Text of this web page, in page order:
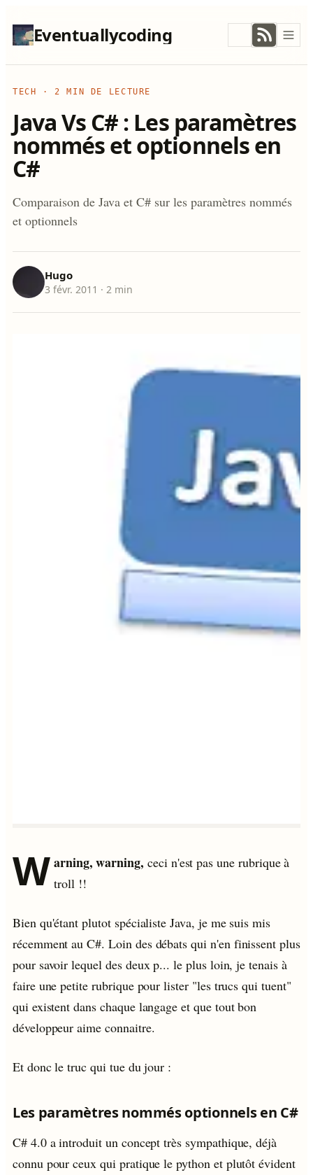
Eventuallycoding
TECH ·2 MIN DE LECTURE
Java Vs C# : Les paramètres
nommés et optionnels en
C#
Comparaison de Java et C# sur les paramètres nommés
et optionnels
Hugo
3 févr. 2011 · 2 min
Warning, warning, ceci n'est pas une rubrique à
troll !!
Bien qu'étant plutot spécialiste Java, je me suis mis
récemment au C#. Loin des débats qui n'en finissent plus
pour savoir lequel des deux p... le plus loin, je tenais à
faire une petite rubrique pour lister "les trucs qui tuent"
qui existent dans chaque langage et que tout bon
développeur aime connaitre.
Et donc le truc qui tue du jour :
Les paramètres nommés optionnels en C#
C# 4.0 a introduit un concept très sympathique, déjà
connu pour ceux qui pratique le python et plutôt évident